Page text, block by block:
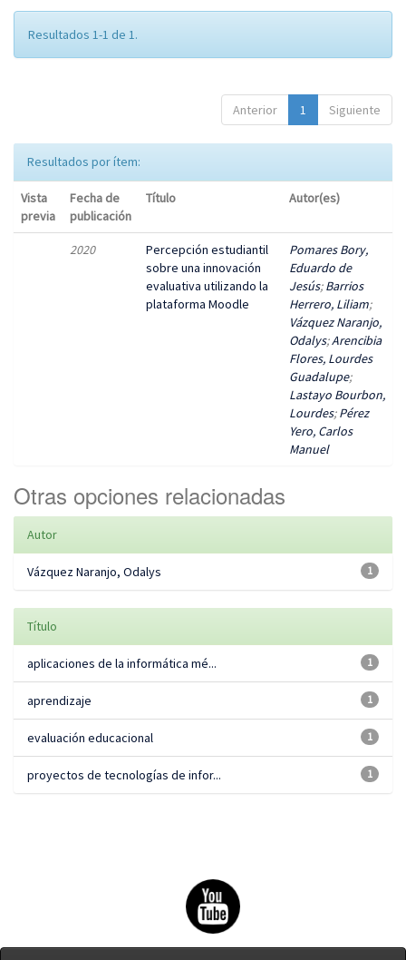
Resultados 1-1 de 1.
Anterior 1 Siguiente
Resultados por ítem:
Vista
previa
Fecha de
publicación
Título Autor(es)
2020
Percepción estudiantil
sobre una innovación
evaluativa utilizando la
plataforma Moodle
Pomares Bory,
Eduardo de
Jesús;Barrios
Herrero, Liliam;
Vázquez Naranjo,
Odalys;Arencibia
Flores, Lourdes
Guadalupe;
Lastayo Bourbon,
Lourdes;Pérez
Yero, Carlos
Manuel
Otras opciones relacionadas
Autor
1
Vázquez Naranjo, Odalys
Título
1
aplicaciones de la informática mé...
1
aprendizaje
1
evaluación educacional
1
proyectos de tecnologías de infor...